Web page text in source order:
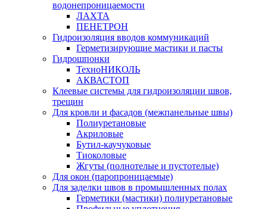
водонепроницаемости
ЛАХТА
ПЕНЕТРОН
Гидроизоляция вводов коммуникаций
Герметизирующие мастики и пасты
Гидрошпонки
ТехноНИКОЛЬ
АКВАСТОП
Клеевые системы для гидроизоляции швов,
трещин
Для кровли и фасадов (межпанельные швы)
Полиуретановые
Акриловые
Бутил-каучуковые
Тиоколовые
Жгуты (полнотелые и пустотелые)
Для окон (паропроницаемые)
Для заделки швов в промышленных полах
Герметики (мастики) полиуретановые